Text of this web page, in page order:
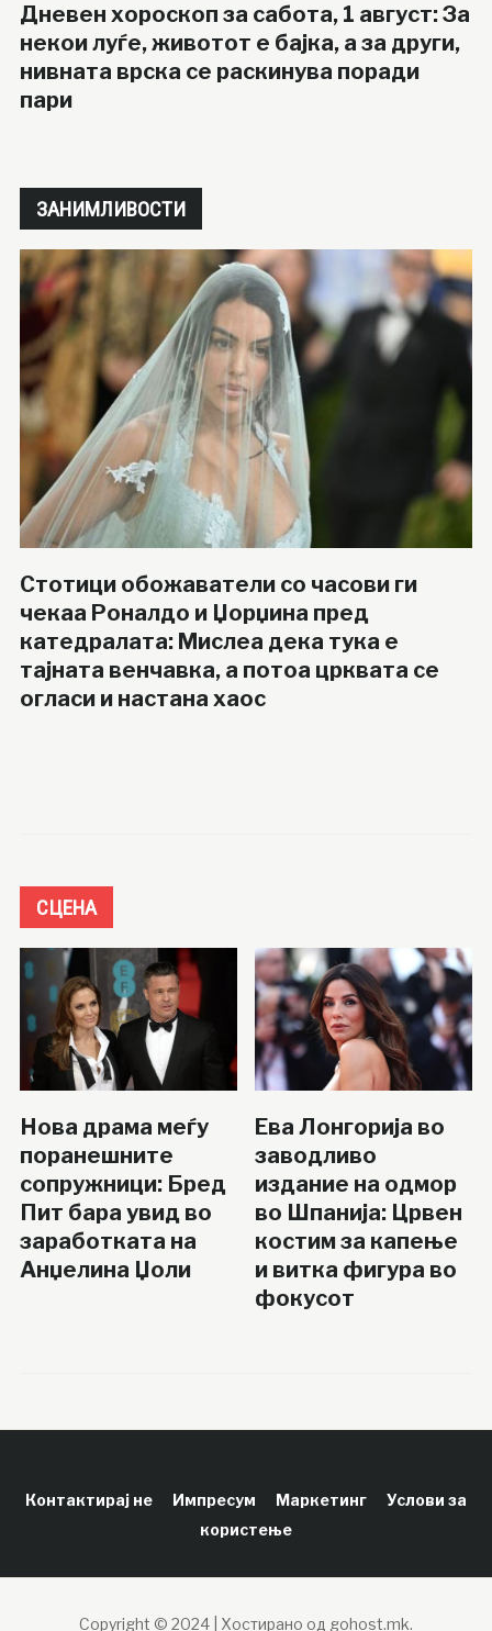
Дневен хороскоп за сабота, 1 август: За
некои луѓе, животот е бајка, а за други,
нивната врска се раскинува поради
пари
ЗАНИМЛИВОСТИ
Стотици обожаватели со часови ги
чекаа Роналдо и Џорџина пред
катедралата: Мислеа дека тука е
тајната венчавка, а потоа црквата се
огласи и настана хаос
СЦЕНА
Нова драма меѓу
поранешните
сопружници: Бред
Пит бара увид во
заработката на
Анџелина Џоли
Ева Лонгорија во
заводливо
издание на одмор
во Шпанија: Црвен
костим за капење
и витка фигура во
фокусот
Контактирај не Импресум Маркетинг
Услови за
користење
Copyright © 2024 | Хостирано од gohost.mk.